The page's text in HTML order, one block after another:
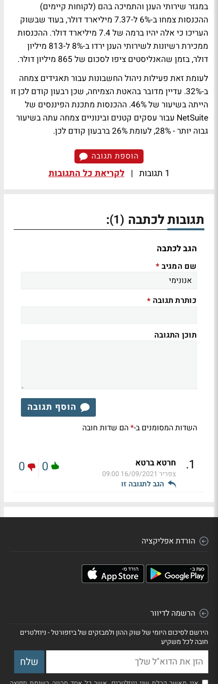
במגזר שירותי הענן והתמיכה בהם (לקוחות קיימים)
ההכנסות צמחו ב-6% ל-7.37 מיליארד דולר, בעוד שבשוק
העריכו כי אלה יהיו ברמה של 7.4 מיליארד דולר. ההכנסות
ממכירת רשיונות לשירותי הענן ירדו ב-8% ל-813 מיליון
דולר, בזמן שהאנליסטים ציפו לסכום של 865 מיליון דולר.
לעומת זאת פעילות ניהול החשבונות עבור תאגידים צמחה
ב-32%. עדיין מדובר בהאטת הצמיחה, שכן רבעון קודם לכן זו
הייתה בשיעור של 46%. ההכנסות מתכנת הפיננסים של
NetSuite עבור עסקים קטנים ובינוניים צמחה עתה בשיעור
גבוה יותר - 28%, לעומת 26% ברבעון קודם לכן.
הוספת תגובה
1 תגובות | לקריאת כל התגובות
תגובות לכתבה (1)
:
הגב לכתבה
שם המגיב *
כותרת תגובה *
תוכן התגובה
הוסף תגובה
השדות המסומנים ב-*הם שדות חובה
1
. חרטא ברטא
צפריר 16/09/2021 09:00
הגב לתגובה זו
0
0
הורדת אפליקציה
הרשמה לדיוור
הירשם לסיכום היומי של שוק ההון ולמבזקים של ביזפורטל - ניוזלטרים
חובה לכל משקיע